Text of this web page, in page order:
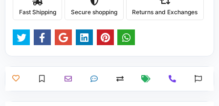
Fast Shipping Secure shopping Returns and Exchanges